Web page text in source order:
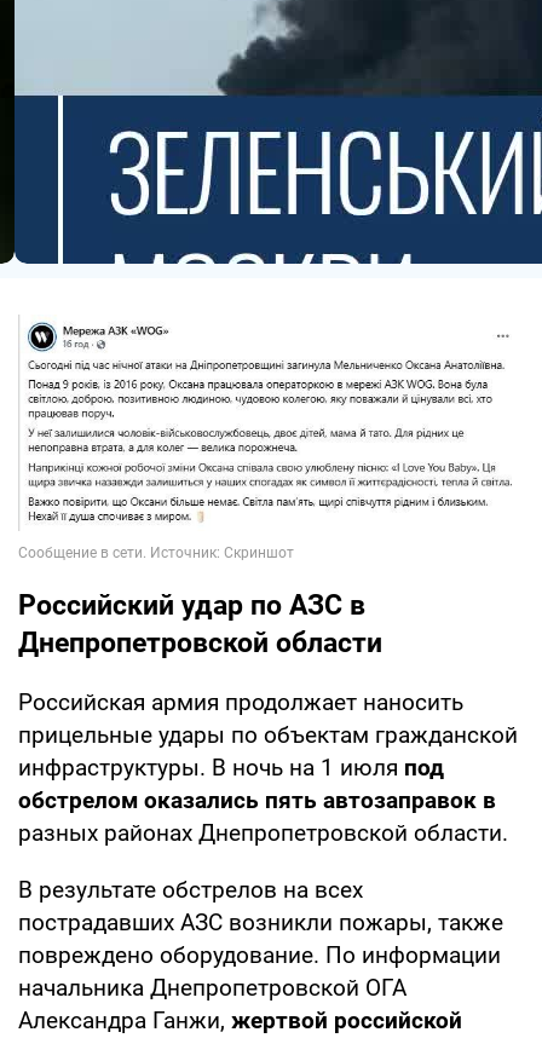
Российский удар по АЗС в
Днепропетровской области
Российская армия продолжает наносить
прицельные удары по объектам гражданской
инфраструктуры. В ночь на 1 июля под
обстрелом оказались пять автозаправок в
разных районах Днепропетровской области.
В результате обстрелов на всех
пострадавших АЗС возникли пожары, также
повреждено оборудование. По информации
начальника Днепропетровской ОГА
Александра Ганжи, жертвой российской